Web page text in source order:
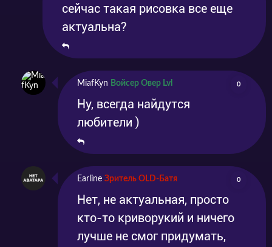
сейчас такая рисовка все еще
актуальна?
MiafKyn Войсер Овер Lvl 0
Ну, всегда найдутся
любители )
Earline Зритель OLD-Батя 0
Нет, не актуальная, просто
кто-то криворукий и ничего
лучше не смог придумать,